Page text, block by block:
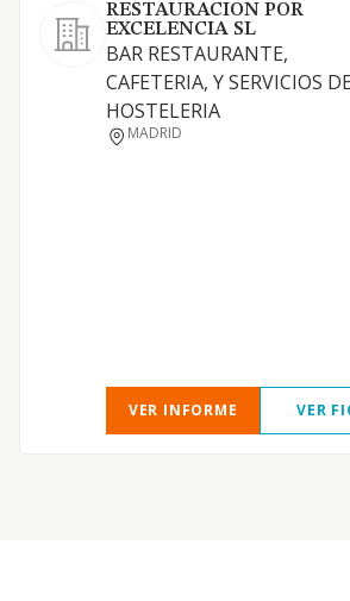
RESTAURACION POR
EXCELENCIA SL
BAR RESTAURANTE,
CAFETERIA, Y SERVICIOS DE
HOSTELERIA
MADRID
VER INFORME VER